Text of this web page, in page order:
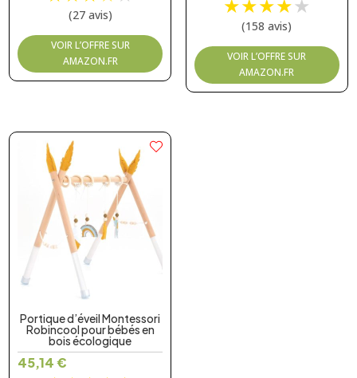
(27 avis)
VOIR L’OFFRE SUR
AMAZON.FR
(158 avis)
VOIR L’OFFRE SUR
AMAZON.FR
Portique d’éveil Montessori
Robincool pour bébés en
bois écologique
45,14€